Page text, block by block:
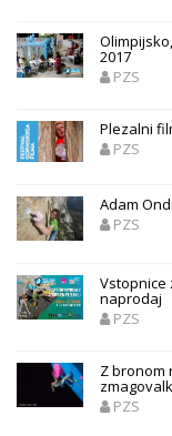
2017
PZS
Plezalni
PZS
Adam
PZS
Vstopnice
naprodaj
PZS
Z bronom
PZS